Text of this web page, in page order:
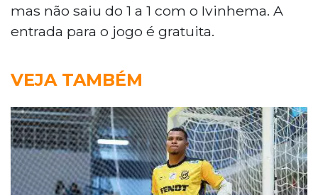
mas não saiu do 1 a 1 com o Ivinhema. A
entrada para o jogo é gratuita.
VEJA TAMBÉM